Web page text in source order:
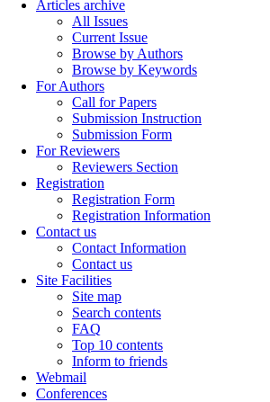
Articles archive
All Issues
Current Issue
Browse by Authors
Browse by Keywords
For Authors
Call for Papers
Submission Instruction
Submission Form
For Reviewers
Reviewers Section
Registration
Registration Form
Registration Information
Contact us
Contact Information
Contact us
Site Facilities
Site map
Search contents
FAQ
Top 10 contents
Inform to friends
Webmail
Conferences